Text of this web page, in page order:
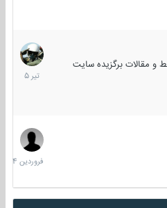
مقالات برگزیده سایت
16
تیر
1405
29
فروردین
1404